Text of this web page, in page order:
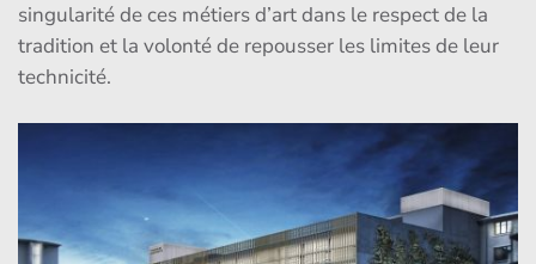
singularité de ces métiers d’art dans le respect de la
tradition et la volonté de repousser les limites de leur
technicité.